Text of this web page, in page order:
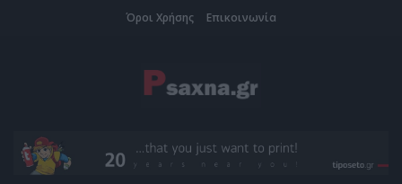
Όροι Χρήσης Επικοινωνία